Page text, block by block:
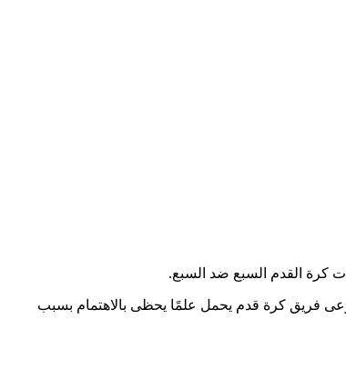
كرة القدم السبع ضد السبع.
مقاطع الفيديو لليوتيوب وشاركت في المنافسات الخاصة بكرة القدم بـ11 لاعباً، ترعى فريق كرة قدم يحمل علمًا يحظى بالاهتمام بسبب